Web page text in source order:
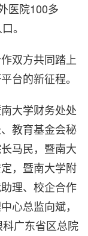
医院100多
。
双方共同踏上
台的新征程。
大学财务处处
教育基金会秘
马民，暨南大
，暨南大学附
理、校企合作
心总监向斌，
广东省区总院